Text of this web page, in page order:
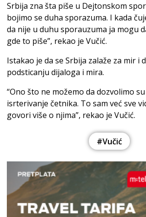
Srbija zna šta piše u Dejtonskom
bojimo se duha sporazuma. I kada
da nije u duhu sporauzuma ja mogu
gde to piše”, rekao je Vučić.
Istakao je da se Srbija zalaže za mir i
podsticanju dijaloga i mira.
“Ono što ne možemo da dozvolimo
isrterivanje četnika. To sam već sve
govori više o njima”, rekao je Vučić.
#Vučić